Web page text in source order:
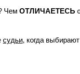
Чем ОТЛИЧАЕТЕСЬ
судьи, когда